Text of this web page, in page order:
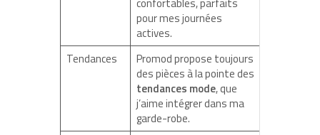
confortables, parfaits
pour mes journées
actives.
Tendances
Promod propose toujours
des pièces à la pointe des
tendances mode, que
j’aime intégrer dans ma
garde-robe.